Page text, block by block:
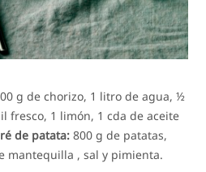
g de chorizo, 1 litro de agua, ½
fresco, 1 limón, 1 cda de aceite
de patata: 800 g de patatas,
mantequilla , sal y pimienta.